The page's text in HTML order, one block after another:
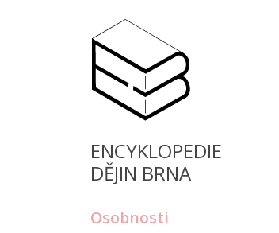
ENCYKLOPEDIE
DĚJIN BRNA
Osobnosti